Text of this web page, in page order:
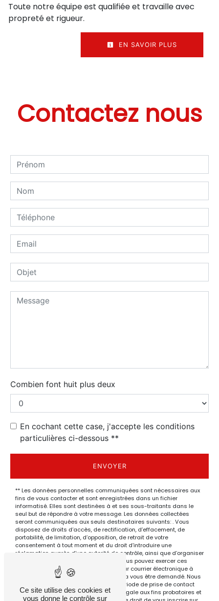
Toute notre équipe est qualifiée et travaille avec
propreté et rigueur.
EN SAVOIR PLUS
Contactez nous
Combien font huit plus deux
En cochant cette case, j'accepte les conditions
particulières ci-dessous **
ENVOYER
** Les données personnelles communiquées sont nécessaires aux
fins de vous contacter et sont enregistrées dans un fichier
informatisé. Elles sont destinées à et ses sous-traitants dans le
seul but de répondre à votre message. Les données collectées
seront communiquées aux seuls destinataires suivants: . Vous
disposez de droits d’accès, de rectification, d’effacement, de
portabilité, de limitation, d’opposition, de retrait de votre
consentement à tout moment et du droit d’introduire une
réclamation auprès d’une autorité de contrôle, ainsi que d’organiser
le sort de vos données post-mortem. Vous pouvez exercer ces
droits par voie postale à l'adresse ou par courrier électronique à
l'adresse . Un justificatif d'identité pourra vous être demandé. Nous
conservons vos données pendant la période de prise de contact
puis pendant la durée de prescription légale aux fins probatoires et
Ce site utilise des cookies et
vous donne le contrôle sur